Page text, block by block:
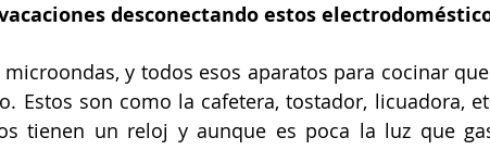
desconectando estos
y todos esos aparatos para cocinar
Estos son como la cafetera, tostador, licuadora,
tienen un reloj y aunque es poca la luz que